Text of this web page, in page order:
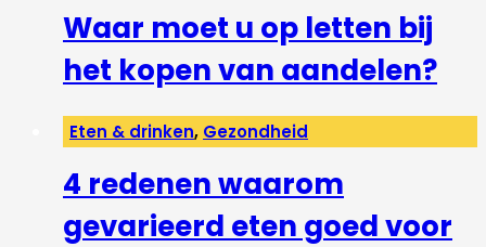
Waar moet u op letten bij
het kopen van aandelen?
Eten & drinken, Gezondheid
4 redenen waarom
gevarieerd eten goed voor